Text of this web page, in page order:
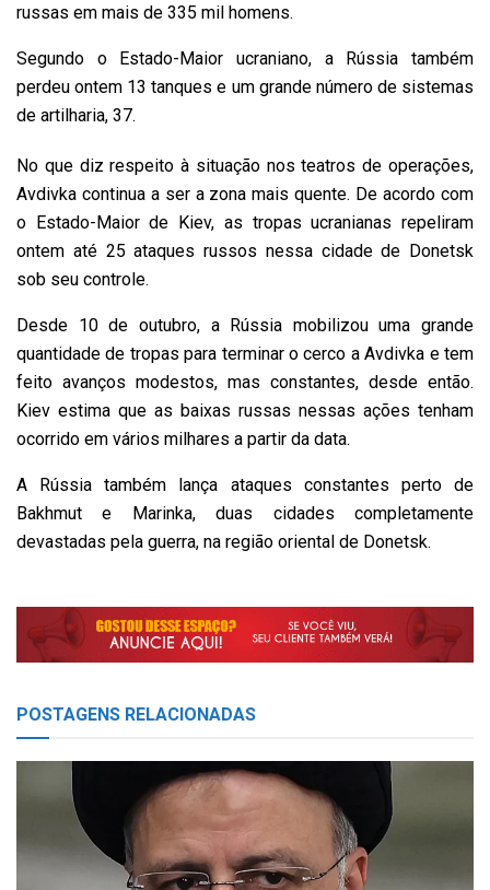
russas em mais de 335 mil homens.
Segundo o Estado-Maior ucraniano, a Rússia também
perdeu ontem 13 tanques e um grande número de sistemas
de artilharia, 37.
No que diz respeito à situação nos teatros de operações,
Avdivka continua a ser a zona mais quente. De acordo com
o Estado-Maior de Kiev, as tropas ucranianas repeliram
ontem até 25 ataques russos nessa cidade de Donetsk
sob seu controle.
Desde 10 de outubro, a Rússia mobilizou uma grande
quantidade de tropas para terminar o cerco a Avdivka e tem
feito avanços modestos, mas constantes, desde então.
Kiev estima que as baixas russas nessas ações tenham
ocorrido em vários milhares a partir da data.
A Rússia também lança ataques constantes perto de
Bakhmut e Marinka, duas cidades completamente
devastadas pela guerra, na região oriental de Donetsk.
POSTAGENS RELACIONADAS